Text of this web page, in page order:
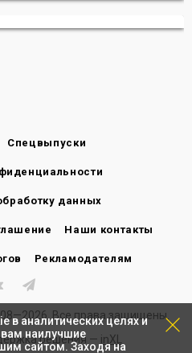
Спецвыпуски
данных
Наши контакты
Рекламодателям
Все права защищены.
решения — inXL
аналитических целях и
вам наилучшие
сайтом. Заходя на